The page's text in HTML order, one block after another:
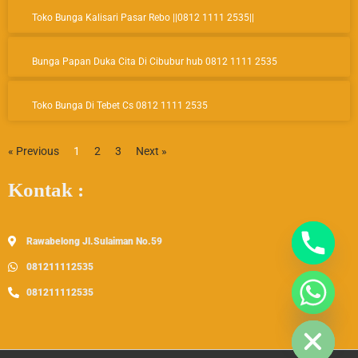
o r
m
e
Toko Bunga Kalisari Pasar Rebo ||0812 1111 2535||
Bunga Papan Duka Cita Di Cibubur hub 0812 1111 2535
Toko Bunga Di Tebet Cs 0812 1111 2535
« Previous 1 2 3 Next »
Kontak :
Rawabelong Jl.Sulaiman No.59
081211112535
081211112535
Hide Chaty